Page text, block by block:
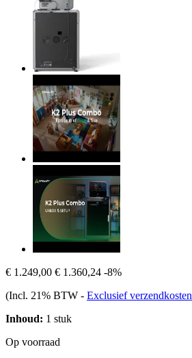
€ 1.249,00 € 1.360,24 -8%
(Incl. 21% BTW - Exclusief verzendkosten
Inhoud: 1 stuk
Op voorraad